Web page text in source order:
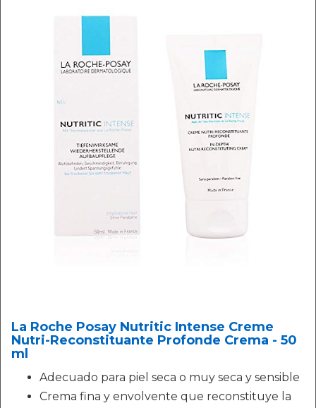
La Roche Posay Nutritic Intense Creme
Nutri-Reconstituante Profonde Crema - 50
ml
Adecuado para piel seca o muy seca y sensible
Crema fina y envolvente que reconstituye la